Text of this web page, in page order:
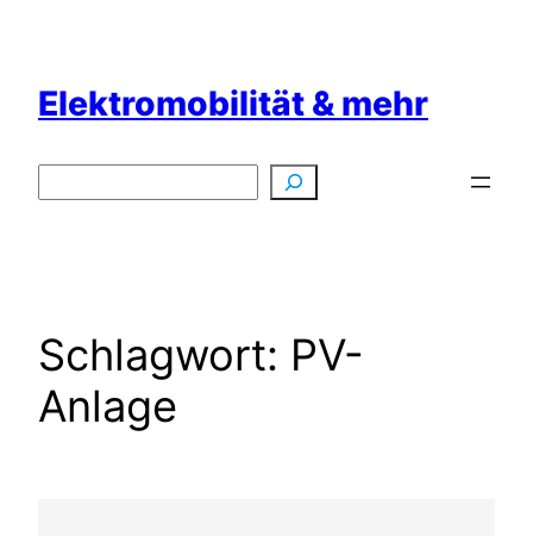
springen
Elektromobilität & mehr
Schlagwort: PV-
Anlage